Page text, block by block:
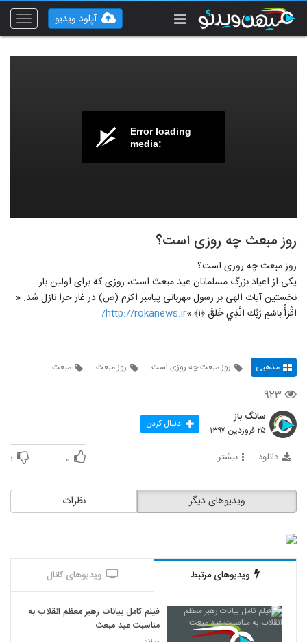
Toggle
آپلود ویدیو
Error loading
media:
روز مبعث چه روزی است؟
روز مبعث چه روزی است؟
یکی از اعیاد بزرگ مسلمانان عید مبعث است، روزی که برای اولین بار
نخستین آیات الهی بر رسول مهربانی پیامبر اکرم (ص) در غار حرا نازل شد. «
اقْرَأْ بِاسْمِ رَبِّكَ الَّذِي خَلَقَ ﴿۱﴾ »
http://rokanews.ir/
مذهبی روز مبعث چه روزی است روز مبعث مبعث
۹۲۳
سانگ باز
۲۵ فروردین ۱۳۹۷ دنبال کردن
دانلود بیشتر ۰ ۱
نظرات ویدیوهای دیگر
ویدیوهای مرتبط ویدیوهای کانال
فیلم کامل بیانات رهبر معظم انقلاب به
مناسبت عید مبعث